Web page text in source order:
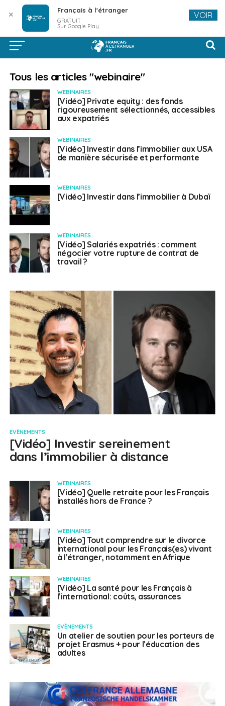
Tous les articles "webinaire"
WEBINAIRES
[Vidéo] Private equity : des fonds
rigoureusement sélectionnés, accessibles
aux expatriés
WEBINAIRES
[Vidéo] Investir dans l’immobilier aux USA
de manière sécurisée et performante
WEBINAIRES
[Vidéo] Investir dans l’immobilier à Dubaï
WEBINAIRES
[Vidéo] Salariés expatriés : comment
négocier votre rupture de contrat de
travail ?
EVÈNEMENTS
[Vidéo] Investir sereinement
dans l’immobilier à distance
WEBINAIRES
[Vidéo] Quelle retraite pour les Français
installés hors de France ?
WEBINAIRES
[Vidéo] Tout comprendre sur le divorce
international pour les Français(es) vivant
à l’étranger, notamment en Afrique
WEBINAIRES
[Vidéo] La santé pour les Français à
l’international: coûts, assurances
EVÈNEMENTS
Un atelier de soutien pour les porteurs de
projet Erasmus + pour l’éducation des
adultes
✕ Français à l'étranger
GRATUIT
Sur Google Play
VOIR